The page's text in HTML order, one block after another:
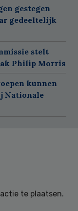
gestegen
gedeeltelijk
stelt
Philip Morris
kunnen
Nationale
te plaatsen.